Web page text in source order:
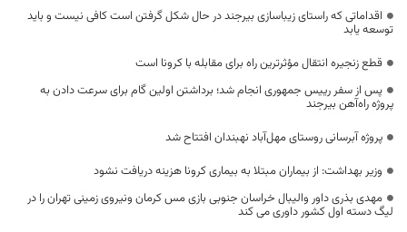
اقداماتی که راستای زیباسازی بیرجند در حال شکل گرفتن است کافی نیست و باید
توسعه یابد
قطع زنجیره‌ انتقال مؤثرترین راه برای مقابله با کرونا است
پس از سفر رییس جمهوری انجام شد؛ برداشتن اولین گام برای سرعت دادن به
پروژه راه‌آهن بیرجند
پروژه آبرسانی روستای مهل‌آباد نهبندان افتتاح شد
وزیر بهداشت: از بیماران مبتلا به بیماری کرونا هزینه دریافت نشود
مهدی بذری داور والیبال خراسان جنوبی بازی مس کرمان ونیروی زمینی تهران را در
لیگ دسته اول کشور داوری می کند